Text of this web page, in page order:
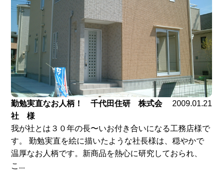
勤勉実直なお人柄！ 千代田住研 株式会
社 様
2009.01.21
我が社とは３０年の長〜いお付き合いになる工務店様で
す。 勤勉実直を絵に描いたような社長様は、穏やかで
温厚なお人柄です。新商品を熱心に研究しておられ、
こ...